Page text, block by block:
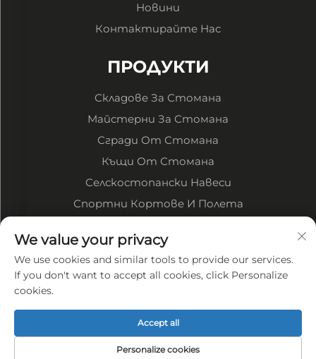
Новини
Контактирайте Нас
ПРОДУКТИ
Складове За Стомана
Майстерни За Стомана
Сгради От Стомана
Къщи От Стомана
Селскостопански Навеси
Спортни Кортове И Полета
За компанията
Фирмен профил
Политика за поверителност
We value your privacy
We use cookies and similar tools to provide our services.
If you don't want to accept all cookies, click Personalize
cookies.
Personalize cookies
Accept all